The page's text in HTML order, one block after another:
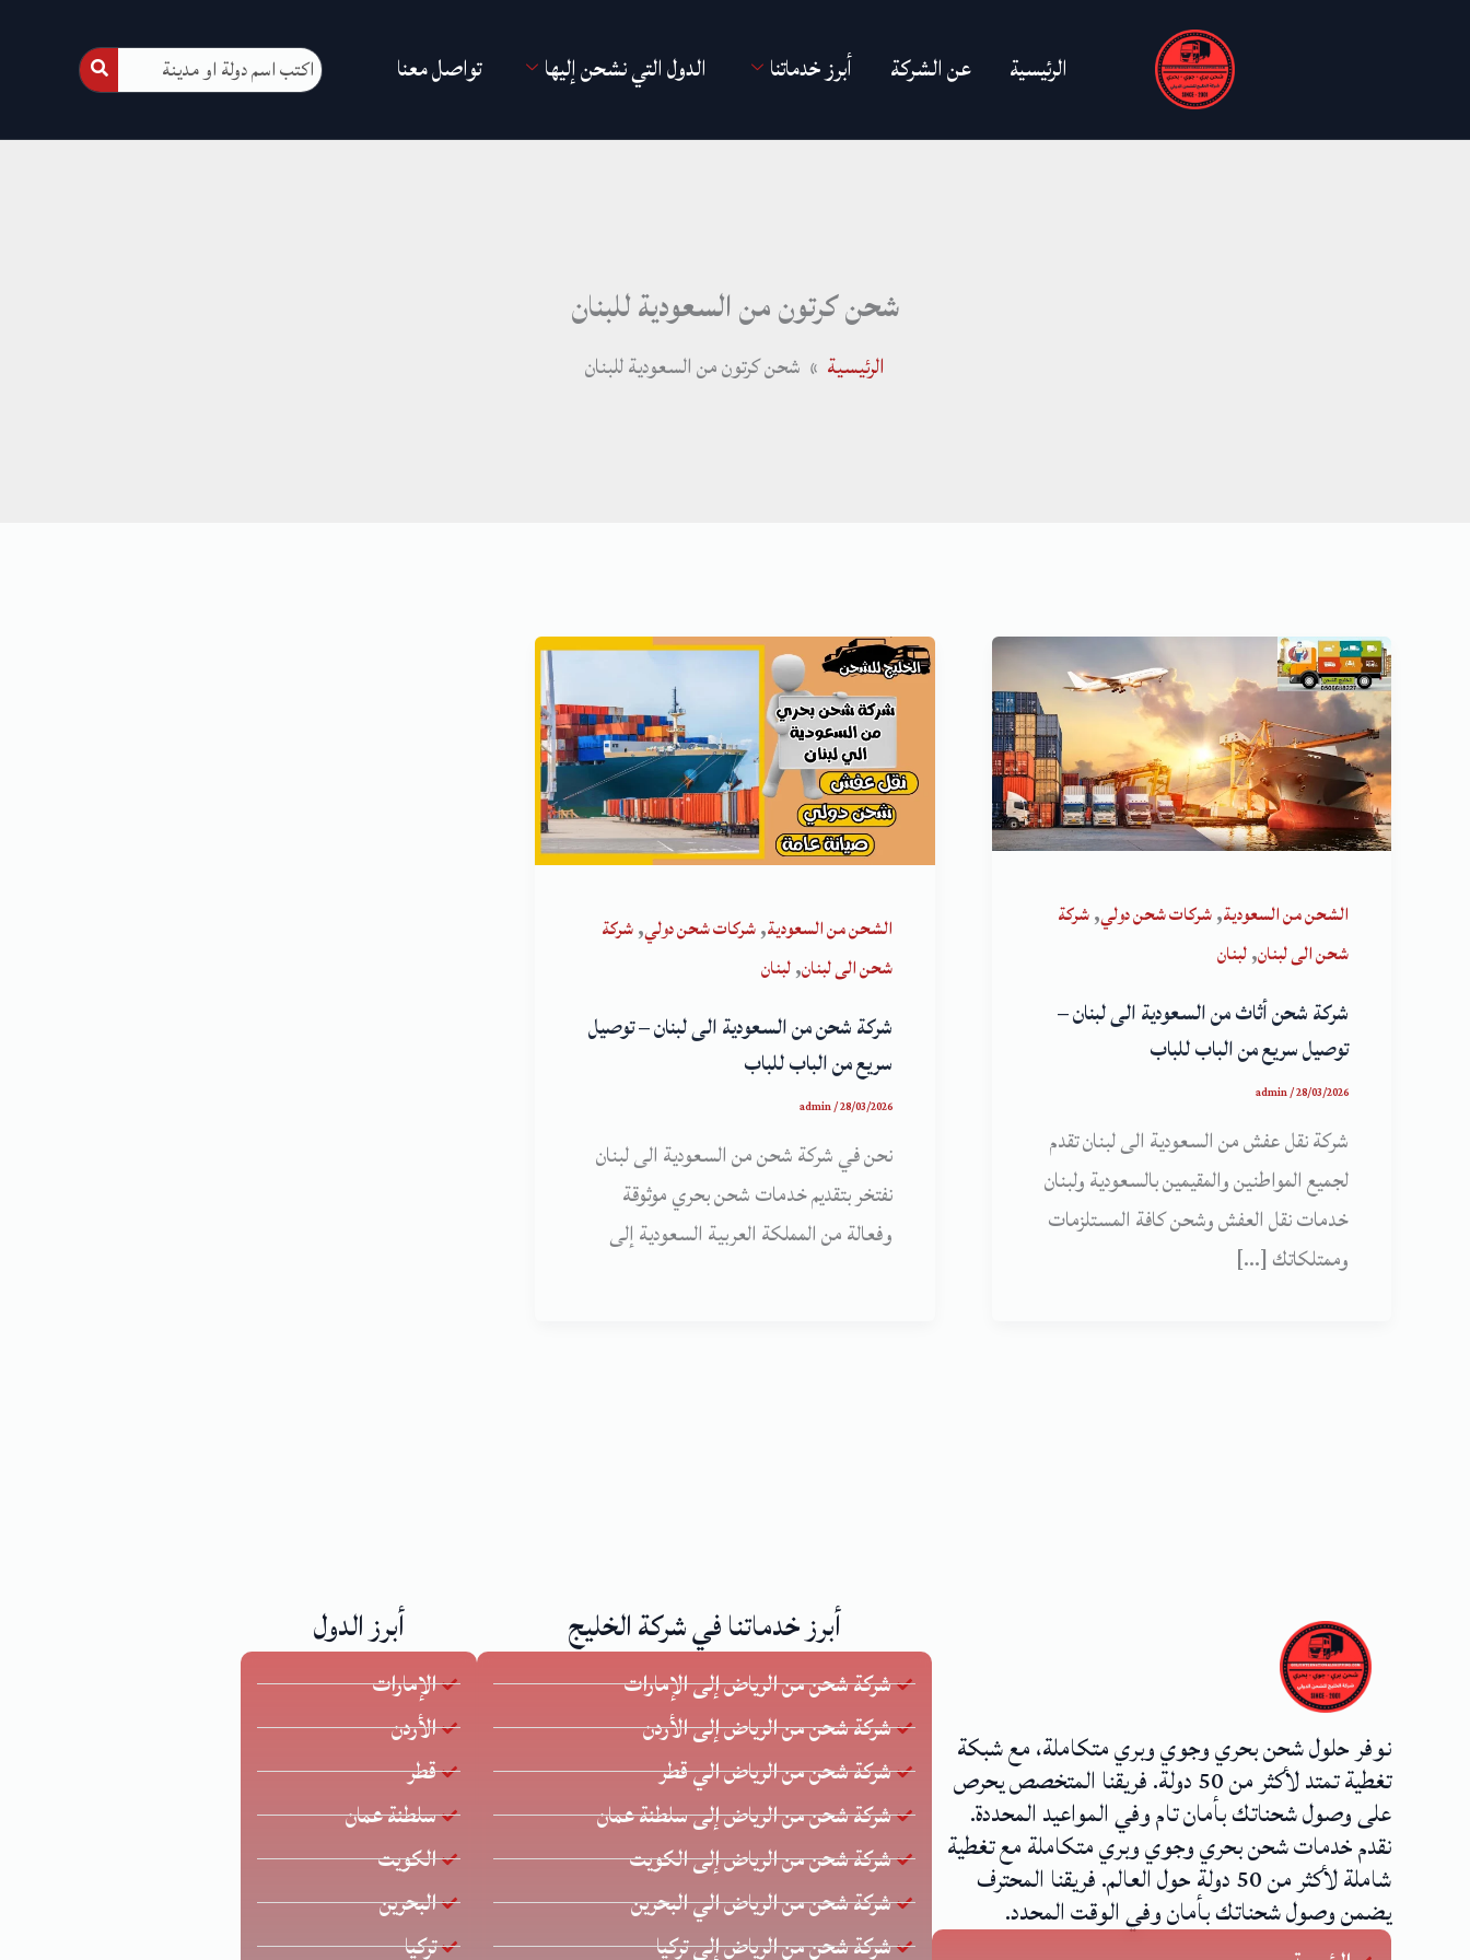
الرئيسية عن الشركة أبرز خدماتنا الدول التي نشحن إليها تواصل معنا
شحن كرتون من السعودية للبنان
الرئيسية شحن كرتون من السعودية للبنان
الشحن من السعودية,شركات شحن دولي,شركة
شحن الى لبنان,لبنان
شركة شحن أثاث من السعودية الى لبنان –
توصيل سريع من الباب للباب
admin/28/03/2026
شركة نقل عفش من السعودية الى لبنان تقدم
لجميع المواطنين والمقيمين بالسعودية ولبنان
خدمات نقل العفش وشحن كافة المستلزمات
وممتلكاتك […]
الشحن من السعودية,شركات شحن دولي,شركة
شحن الى لبنان,لبنان
شركة شحن من السعودية الى لبنان – توصيل
سريع من الباب للباب
admin/28/03/2026
نحن في شركة شحن من السعودية الى لبنان
نفتخر بتقديم خدمات شحن بحري موثوقة
وفعالة من المملكة العربية السعودية إلى
نوفر حلول شحن بحري وجوي وبري متكاملة، مع شبكة
تغطية تمتد لأكثر من 50 دولة. فريقنا المتخصص يحرص
على وصول شحناتك بأمان تام وفي المواعيد المحددة.
نقدم خدمات شحن بحري وجوي وبري متكاملة مع تغطية
شاملة لأكثر من 50 دولة حول العالم. فريقنا المحترف
يضمن وصول شحناتك بأمان وفي الوقت المحدد.
أبرز خدماتنا في شركة الخليج
شركة شحن من الرياض إلى الإمارات
شركة شحن من الرياض إلى الأردن
شركة شحن من الرياض الي قطر
شركة شحن من الرياض إلى سلطنة عمان
شركة شحن من الرياض إلى الكويت
شركة شحن من الرياض الي البحرين
شركة شحن من الرياض إلى تركيا
أبرز الدول
الإمارات
الأردن
قطر
سلطنة عمان
الكويت
البحرين
تركيا